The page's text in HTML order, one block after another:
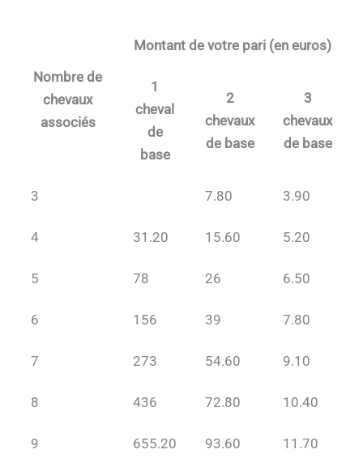
Nombre de
chevaux
associés
Montant de votre pari (en euros)
1
cheval
de
base
2
chevaux
de base
3
chevaux
de base
3 7.80 3.90
4 31.20 15.60 5.20
5 78 26 6.50
6 156 39 7.80
7 273 54.60 9.10
8 436 72.80 10.40
9 655.20 93.60 11.70